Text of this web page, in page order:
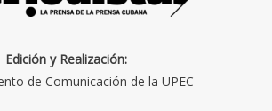
Edición y Realización:
de Comunicación de la UPEC